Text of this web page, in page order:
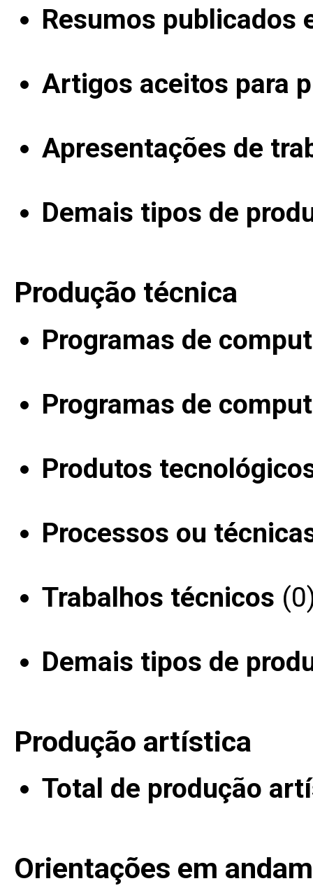
Resumos publicados
Artigos aceitos para
Apresentações de
Demais tipos de
Produção técnica
Programas de
Programas de
Produtos
Processos ou
Trabalhos técnicos
Demais tipos de
Produção artística
Total de produção
Orientações em